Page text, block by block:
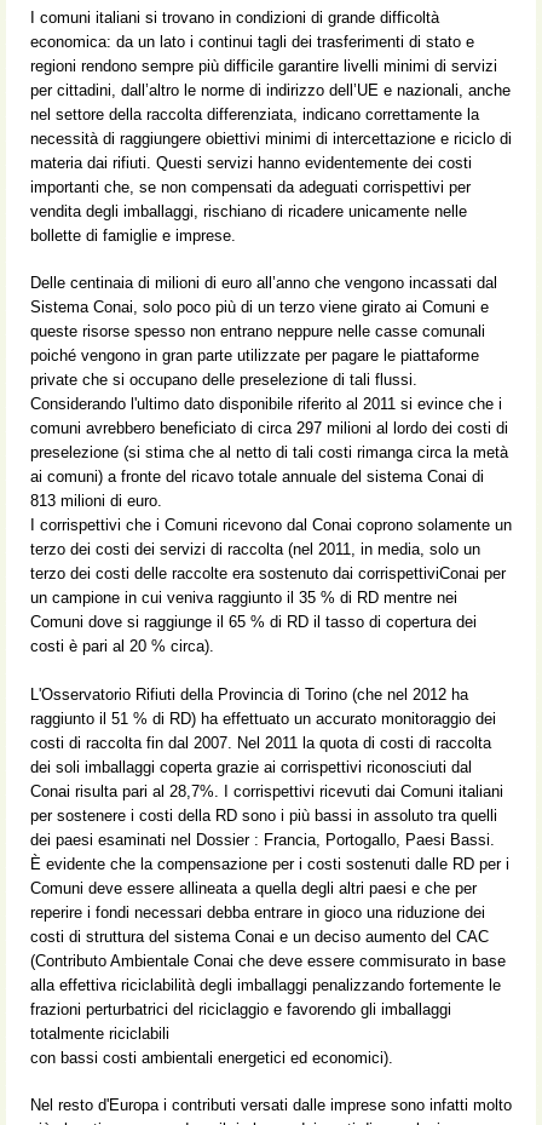
I comuni italiani si trovano in condizioni di grande difficoltà
economica: da un lato i continui tagli dei trasferimenti di stato e
regioni rendono sempre più difficile garantire livelli minimi di servizi
per cittadini, dall’altro le norme di indirizzo dell’UE e nazionali, anche
nel settore della raccolta differenziata, indicano correttamente la
necessità di raggiungere obiettivi minimi di intercettazione e riciclo di
materia dai rifiuti. Questi servizi hanno evidentemente dei costi
importanti che, se non compensati da adeguati corrispettivi per
vendita degli imballaggi, rischiano di ricadere unicamente nelle
bollette di famiglie e imprese.
Delle centinaia di milioni di euro all’anno che vengono incassati dal
Sistema Conai, solo poco più di un terzo viene girato ai Comuni e
queste risorse spesso non entrano neppure nelle casse comunali
poiché vengono in gran parte utilizzate per pagare le piattaforme
private che si occupano delle preselezione di tali flussi.
Considerando l'ultimo dato disponibile riferito al 2011 si evince che i
comuni avrebbero beneficiato di circa 297 milioni al lordo dei costi di
preselezione (si stima che al netto di tali costi rimanga circa la metà
ai comuni) a fronte del ricavo totale annuale del sistema Conai di
813 milioni di euro.
I corrispettivi che i Comuni ricevono dal Conai coprono solamente un
terzo dei costi dei servizi di raccolta (nel 2011, in media, solo un
terzo dei costi delle raccolte era sostenuto dai corrispettiviConai per
un campione in cui veniva raggiunto il 35 % di RD mentre nei
Comuni dove si raggiunge il 65 % di RD il tasso di copertura dei
costi è pari al 20 % circa).
L'Osservatorio Rifiuti della Provincia di Torino (che nel 2012 ha
raggiunto il 51 % di RD) ha effettuato un accurato monitoraggio dei
costi di raccolta fin dal 2007. Nel 2011 la quota di costi di raccolta
dei soli imballaggi coperta grazie ai corrispettivi riconosciuti dal
Conai risulta pari al 28,7%. I corrispettivi ricevuti dai Comuni italiani
per sostenere i costi della RD sono i più bassi in assoluto tra quelli
dei paesi esaminati nel Dossier : Francia, Portogallo, Paesi Bassi.
È evidente che la compensazione per i costi sostenuti dalle RD per i
Comuni deve essere allineata a quella degli altri paesi e che per
reperire i fondi necessari debba entrare in gioco una riduzione dei
costi di struttura del sistema Conai e un deciso aumento del CAC
(Contributo Ambientale Conai che deve essere commisurato in base
alla effettiva riciclabilità degli imballaggi penalizzando fortemente le
frazioni perturbatrici del riciclaggio e favorendo gli imballaggi
totalmente riciclabili
con bassi costi ambientali energetici ed economici).
Nel resto d'Europa i contributi versati dalle imprese sono infatti molto